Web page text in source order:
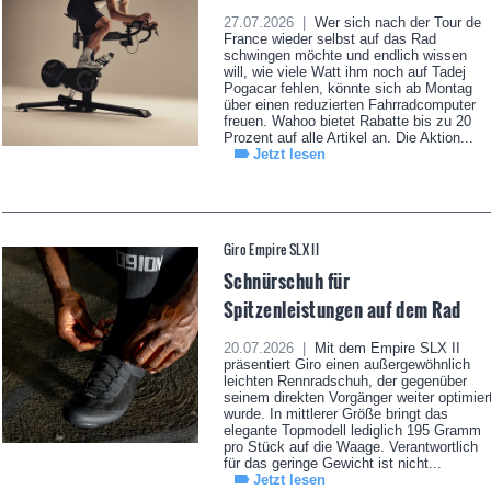
27.07.2026 |
Wer sich nach der Tour de
France wieder selbst auf das Rad
schwingen möchte und endlich wissen
will, wie viele Watt ihm noch auf Tadej
Pogacar fehlen, könnte sich ab Montag
über einen reduzierten Fahrradcomputer
freuen. Wahoo bietet Rabatte bis zu 20
Prozent auf alle Artikel an. Die Aktion...
Jetzt lesen
Giro Empire SLX II
Schnürschuh für
Spitzenleistungen auf dem Rad
20.07.2026 |
Mit dem Empire SLX II
präsentiert Giro einen außergewöhnlich
leichten Rennradschuh, der gegenüber
seinem direkten Vorgänger weiter
wurde. In mittlerer Größe bringt das
elegante Topmodell lediglich 195 Gramm
pro Stück auf die Waage. Verantwortlich
für das geringe Gewicht ist nicht...
Jetzt lesen